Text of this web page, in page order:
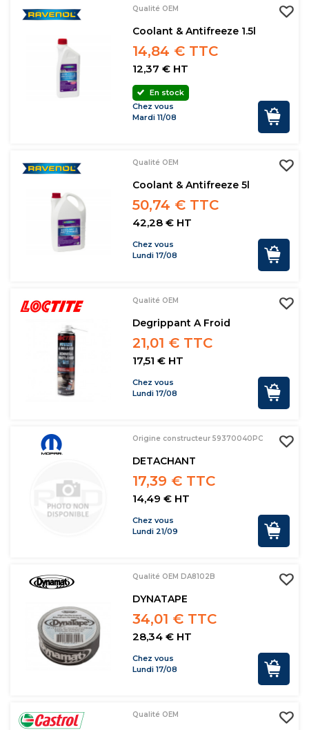
Qualité OEM
Coolant & Antifreeze 1.5l
14,84 € TTC
12,37 € HT
En stock
Chez vous
Mardi 11/08
Qualité OEM
Coolant & Antifreeze 5l
50,74 € TTC
42,28 € HT
Chez vous
Lundi 17/08
Qualité OEM
Degrippant A Froid
21,01 € TTC
17,51 € HT
Chez vous
Lundi 17/08
Origine constructeur 59370040PC
DETACHANT
17,39 € TTC
14,49 € HT
Chez vous
Lundi 21/09
Qualité OEM DA8102B
DYNATAPE
34,01 € TTC
28,34 € HT
Chez vous
Lundi 17/08
Qualité OEM